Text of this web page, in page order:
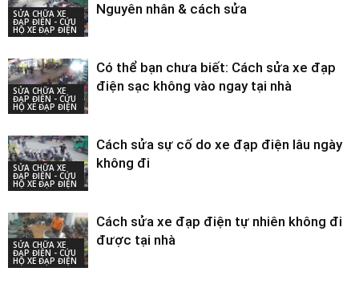
SỬA CHỮA XE
ĐẠP ĐIỆN - CỨU
HỘ XE ĐẠP ĐIỆN
Nguyên nhân & cách sửa
SỬA CHỮA XE
ĐẠP ĐIỆN - CỨU
HỘ XE ĐẠP ĐIỆN
Có thể bạn chưa biết: Cách sửa xe đạp
điện sạc không vào ngay tại nhà
SỬA CHỮA XE
ĐẠP ĐIỆN - CỨU
HỘ XE ĐẠP ĐIỆN
Cách sửa sự cố do xe đạp điện lâu ngày
không đi
SỬA CHỮA XE
ĐẠP ĐIỆN - CỨU
HỘ XE ĐẠP ĐIỆN
Cách sửa xe đạp điện tự nhiên không đi
được tại nhà